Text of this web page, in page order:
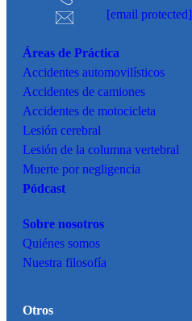
[email protected]
Áreas de Práctica
Accidentes automovilísticos
Accidentes de camiones
Accidentes de motocicleta
Lesión cerebral
Lesión de la columna vertebral
Muerte por negligencia
Pódcast
Sobre nosotros
Quiénes somos
Nuestra filosofía
Otros